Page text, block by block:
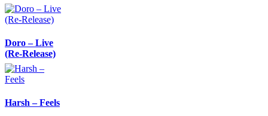
Doro – Live
(Re-Release)
Harsh – Feels